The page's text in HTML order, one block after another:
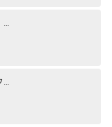
トラストシティカンファレンス・丸の内